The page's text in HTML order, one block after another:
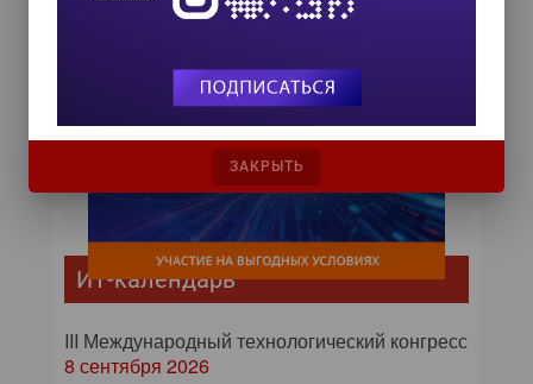
ИТ-календарь
III Международный технологический конгресс
8 сентября 2026
ЗАКРЫТЬ